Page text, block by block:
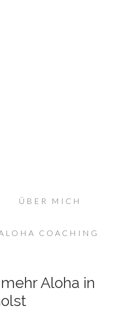
ÜBER MICH
COACHING
Aloha in